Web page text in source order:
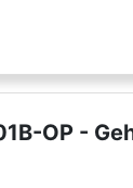
OP -